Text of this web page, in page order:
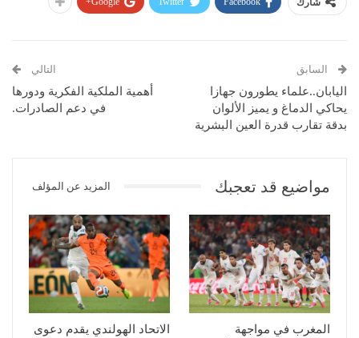
شارك
السابق
اليابان..علماء يطورون جهازا
يحاكي الدماغ و يميز الألوان
بدقة تقارب قدرة العين البشرية
التالي
أهمية الملكية الفكرية ودورها
في دعم الصادرات.
مواضيع قد تعجبك المزيد عن المؤلف
المغرب في مواجهة
الاتحاد الهولندي يقدم دعوى